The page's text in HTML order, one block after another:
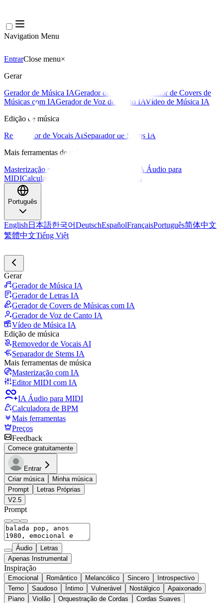
Navigation Menu
EntrarClose menu×
Gerar
Gerador de Música IAGerador de Letras IA
Gerador de Covers de
Músicas com IAGerador de Voz de Canto IAVídeo de Música IA
Edição de música
Removedor de Vocais AISeparador de Stems IA
Mais ferramentas de música
Masterização com IA
IA Áudio para
MIDICalculadora de BPM Mais ferramentas
Português
English 日本語한국어DeutschEspañolFrançaisPortuguês简体中文
繁體中文Tiếng Việt
Gerar
Gerador de Música IA
Gerador de Letras IA
Gerador de Covers de Músicas com IA
Gerador de Voz de Canto IA
Vídeo de Música IA
Edição de música
Removedor de Vocais AI
Separador de Stems IA
Mais ferramentas de música
Masterização com IA
Editor MIDI com IA
IA Áudio para MIDI
Calculadora de BPM
Mais ferramentas
Preços
Feedback
Comece gratuitamente
Entrar
Criar música
Minha música
Prompt
Letras Próprias
V2.5
Prompt
Áudio
Letras
Apenas Instrumental
Inspiração
Emocional Romântico Melancólico Sincero
Introspectivo
Terno
Saudoso Íntimo Vulnerável Nostálgico
Apaixonado
Piano
Violão Orquestração de Cordas
Cordas Suaves